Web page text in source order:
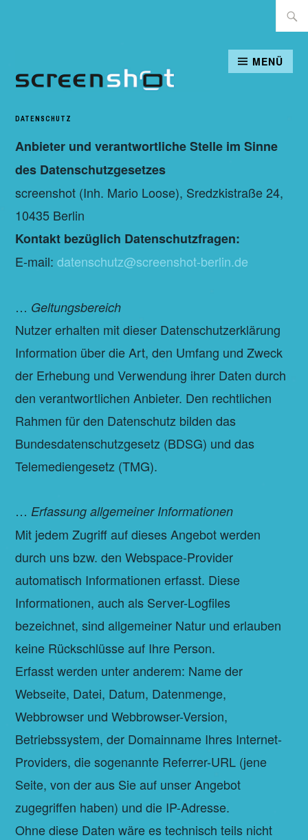
Suche
nach:
MENÜ
DATENSCHUTZ
Anbieter und verantwortliche Stelle im Sinne
des Datenschutzgesetzes
screenshot (Inh. Mario Loose), Sredzkistraße 24,
10435 Berlin
Kontakt bezüglich Datenschutzfragen:
E-mail:datenschutz@screenshot-berlin.de
… Geltungsbereich
Nutzer erhalten mit dieser Datenschutzerklärung
Information über die Art, den Umfang und Zweck
der Erhebung und Verwendung ihrer Daten durch
den verantwortlichen Anbieter. Den rechtlichen
Rahmen für den Datenschutz bilden das
Bundesdatenschutzgesetz (BDSG) und das
Telemediengesetz (TMG).
… Erfassung allgemeiner Informationen
Mit jedem Zugriff auf dieses Angebot werden
durch uns bzw. den Webspace-Provider
automatisch Informationen erfasst. Diese
Informationen, auch als Server-Logfiles
bezeichnet, sind allgemeiner Natur und erlauben
keine Rückschlüsse auf Ihre Person.
Erfasst werden unter anderem: Name der
Webseite, Datei, Datum, Datenmenge,
Webbrowser und Webbrowser-Version,
Betriebssystem, der Domainname Ihres Internet-
Providers, die sogenannte Referrer-URL (jene
Seite, von der aus Sie auf unser Angebot
zugegriffen haben) und die IP-Adresse.
Ohne diese Daten wäre es technisch teils nicht